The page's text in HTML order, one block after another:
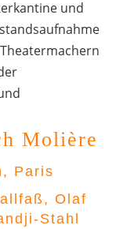
und
Molière
Paris
Olaf
Stahl